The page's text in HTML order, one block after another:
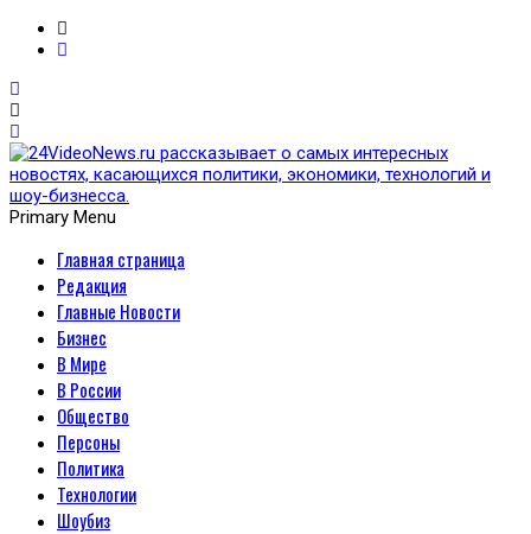
24VideoNews.ru
рассказывает о самых
интересных новостях,
касающихся политики,
экономики, технологий и
шоу-бизнесса.
Primary Menu
Главная страница
Редакция
Главные Новости
Бизнес
В Мире
В России
Общество
Персоны
Политика
Технологии
Шоубиз